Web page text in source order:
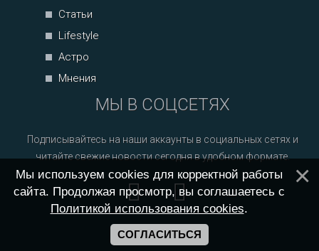
Статьи
Lifestyle
Астро
Мнения
МЫ В СОЦСЕТЯХ
Подписывайтесь на наши аккаунты в социальных сетях и
читайте свежие новости сегодня в удобном формате.
Мы используем cookies для корректной работы
сайта. Продолжая просмотр, вы соглашаетесь с
Политикой использования cookies.
СОГЛАСИТЬСЯ